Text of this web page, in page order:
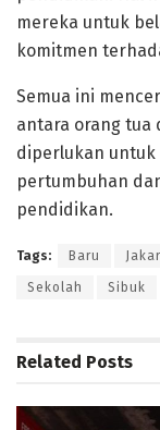
mereka untuk
komitmen
Semua ini
antara orang tua
diperlukan untuk
pertumbuhan
pendidikan.
Tags: Baru
Sekolah Sibuk
Related Posts